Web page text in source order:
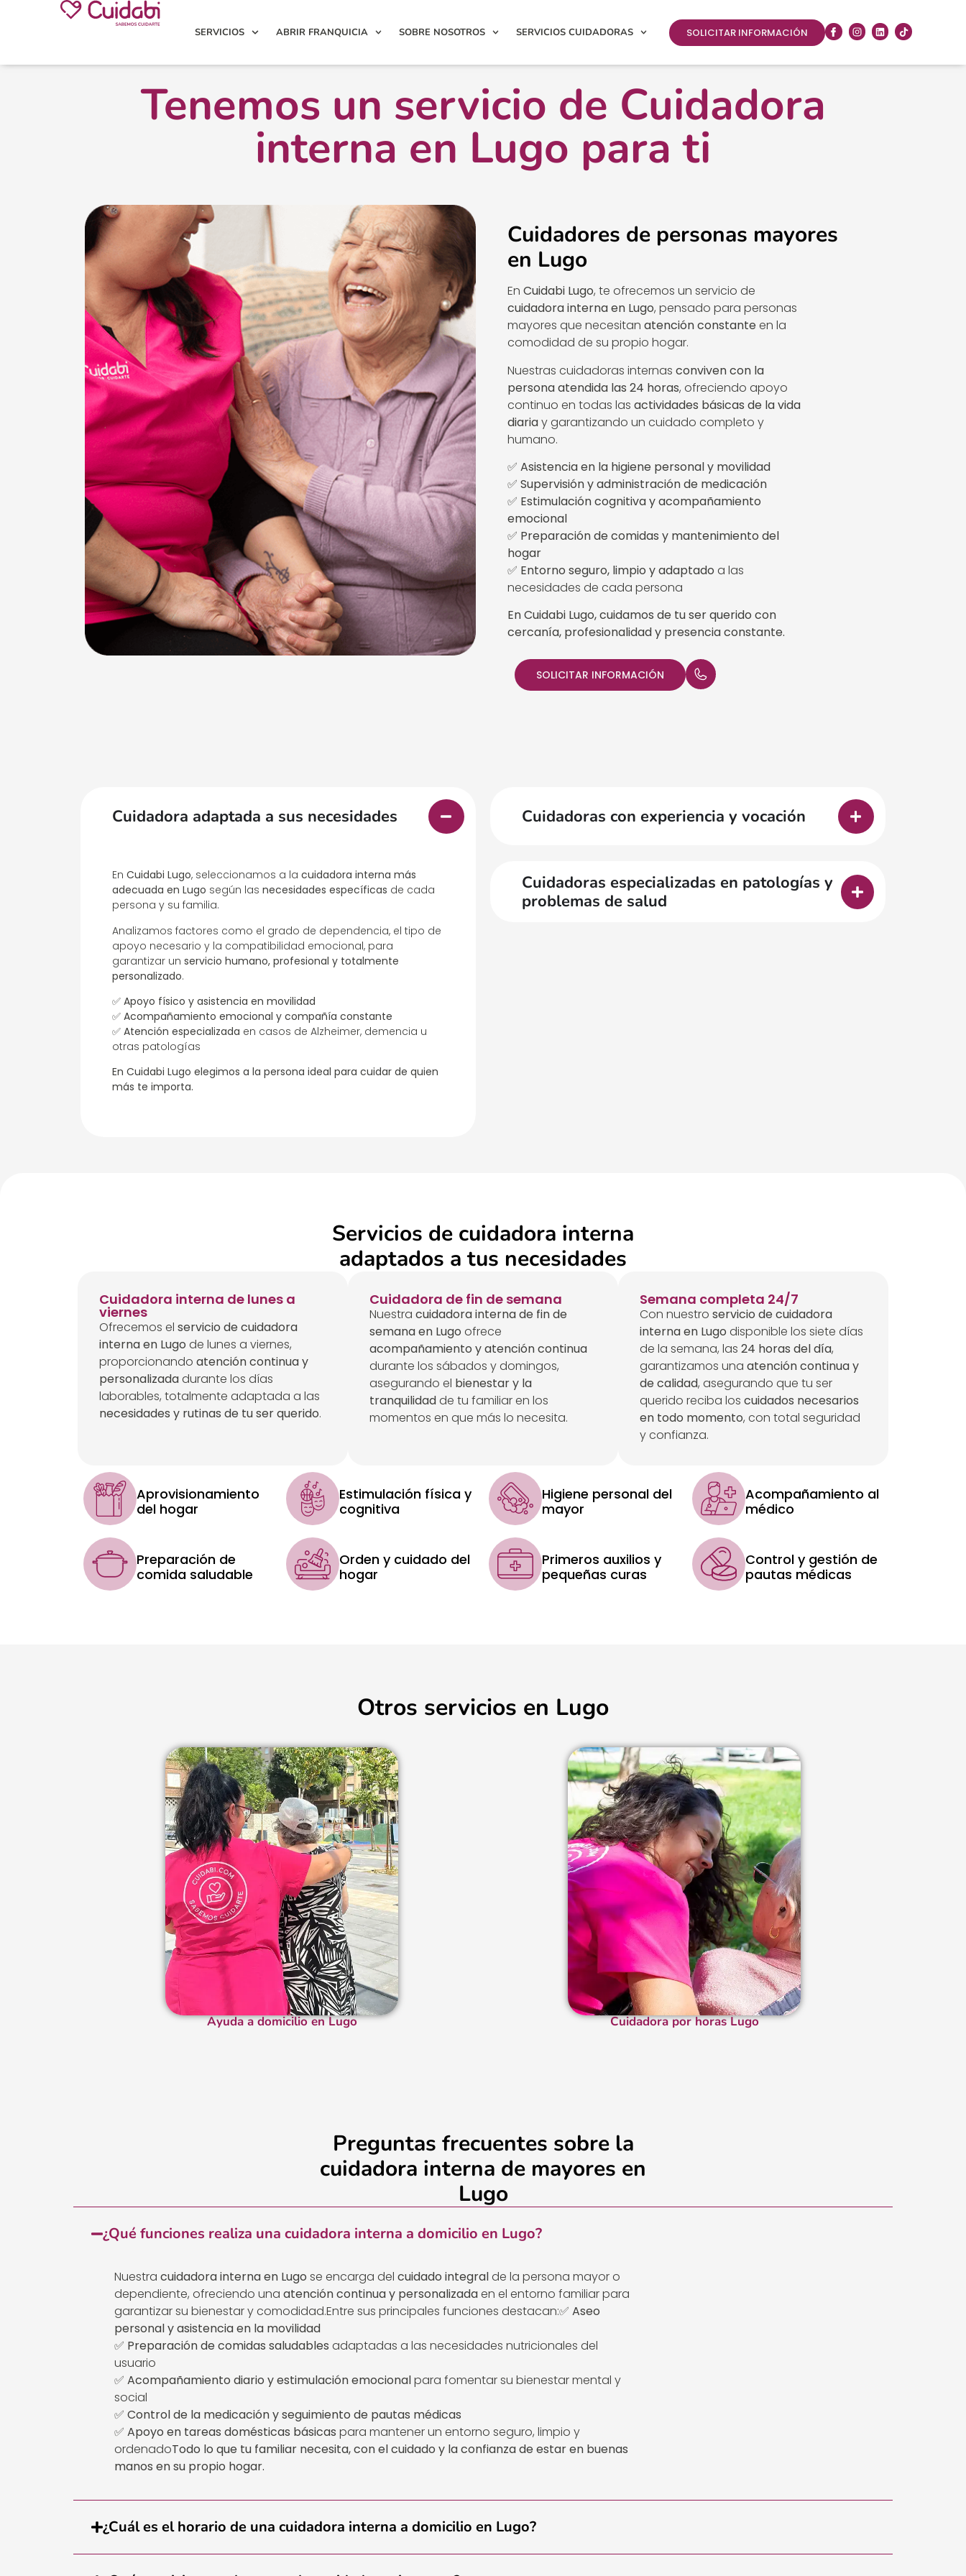
SERVICIOS ABRIR FRANQUICIA SOBRE NOSOTROS SERVICIOS CUIDADORAS SOLICITAR INFORMACIÓN
Tenemos un servicio de Cuidadora
interna en Lugo para ti
Cuidadores de personas mayores
en Lugo
En Cuidabi Lugo, te ofrecemos un servicio de
cuidadora interna en Lugo, pensado para personas
mayores que necesitan atención constante en la
comodidad de su propio hogar.
Nuestras cuidadoras internas conviven con la
persona atendida las 24 horas, ofreciendo apoyo
continuo en todas las actividades básicas de la vida
diariay garantizando un cuidado completo y
humano.
✅ Asistencia en la higiene personal y movilidad
✅ Supervisión y administración de medicación
✅ Estimulación cognitiva y acompañamiento
emocional
✅ Preparación de comidas y mantenimiento del
hogar
✅ Entorno seguro, limpio y adaptado a las
necesidades de cada persona
En Cuidabi Lugo, cuidamos de tu ser querido con
cercanía, profesionalidad y presencia constante.
SOLICITAR INFORMACIÓN
Cuidadora adaptada a sus necesidades
En Cuidabi Lugo, seleccionamos a la cuidadora interna más
adecuada en Lugo según las necesidades específicas de cada
persona y su familia.
Analizamos factores como el grado de dependencia, el tipo de
apoyo necesario y la compatibilidad emocional, para
garantizar un servicio humano, profesional y totalmente
personalizado.
✅ Apoyo físico y asistencia en movilidad
✅ Acompañamiento emocional y compañía constante
✅ Atención especializada en casos de Alzheimer, demencia u
otras patologías
En Cuidabi Lugo elegimos a la persona ideal para cuidar de quien
más te importa.
Cuidadoras con experiencia y vocación
Cuidadoras especializadas en patologías y
problemas de salud
Servicios de cuidadora interna
adaptados a tus necesidades
Cuidadora interna de lunes a
viernes
Ofrecemos el servicio de cuidadora
interna en Lugo de lunes a viernes,
proporcionando atención continua y
personalizadadurante los días
laborables, totalmente adaptada a las
necesidades y rutinas de tu ser querido.
Cuidadora de fin de semana
Nuestra cuidadora interna de fin de
semana en Lugo ofrece
acompañamiento y atención continua
durante los sábados y domingos,
asegurando el bienestar y la
tranquilidadde tu familiar en los
momentos en que más lo necesita.
Semana completa 24/7
Con nuestroservicio de cuidadora
interna en Lugo disponible los siete días
de la semana, las24 horas del día,
garantizamos unaatención continua y
de calidad, asegurando que tu ser
querido reciba loscuidados necesarios
en todo momento, con total seguridad
y confianza.
Aprovisionamiento
del hogar
Estimulación física y
cognitiva
Higiene personal del
mayor
Acompañamiento al
médico
Preparación de
comida saludable
Orden y cuidado del
hogar
Primeros auxilios y
pequeñas curas
Control y gestión de
pautas médicas
Otros servicios en Lugo
Ayuda a domicilio en Lugo Cuidadora por horas Lugo
Preguntas frecuentes sobre la
cuidadora interna de mayores en
Lugo
¿Qué funciones realiza una cuidadora interna a domicilio en Lugo?
Nuestra cuidadora interna en Lugo se encarga del cuidado integralde la persona mayor o
dependiente, ofreciendo una atención continua y personalizadaen el entorno familiar para
garantizar su bienestar y comodidad.Entre sus principales funciones destacan:✅ Aseo
personal y asistencia en la movilidad
✅ Preparación de comidas saludables adaptadas a las necesidades nutricionales del
usuario
✅ Acompañamiento diario y estimulación emocionalpara fomentar su bienestar mental y
social
✅ Control de la medicación y seguimiento de pautas médicas
✅ Apoyo en tareas domésticas básicas para mantener un entorno seguro, limpio y
ordenadoTodo lo que tu familiar necesita, con el cuidado y la confianza de estar en buenas
manos en su propio hogar.
¿Cuál es el horario de una cuidadora interna a domicilio en Lugo?